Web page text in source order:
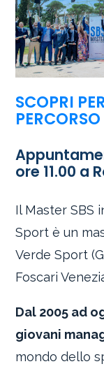
SCOPRI
ore 11.00 a
Il Master SBS
Sport è un
Verde Sport
Foscari
Dal 2005 ad
giovani
mondo dello